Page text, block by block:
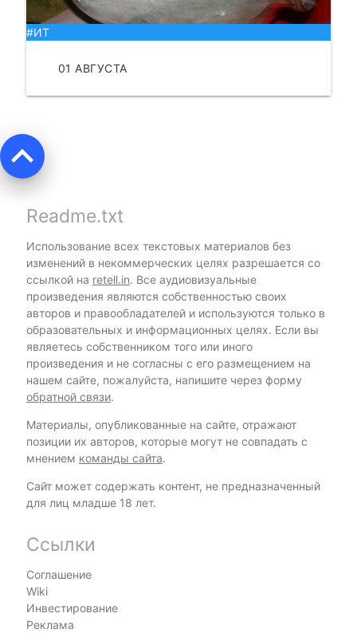
#ИТ
01 АВГУСТА
keyboard_arrow_up
Readme.txt
Использование всех текстовых материалов без
изменений в некоммерческих целях разрешается со
ссылкой на retell.in. Все аудиовизуальные
произведения являются собственностью своих
авторов и правообладателей и используются только в
образовательных и информационных целях. Если вы
являетесь собственником того или иного
произведения и не согласны с его размещением на
нашем сайте, пожалуйста, напишите через форму
обратной связи.
Материалы, опубликованные на сайте, отражают
позиции их авторов, которые могут не совпадать с
мнением команды сайта.
Сайт может содержать контент, не предназначенный
для лиц младше 18 лет.
Ссылки
Соглашение
Wiki
Инвестирование
Реклама